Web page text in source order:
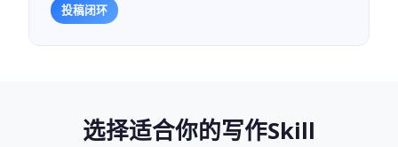
投稿闭环
选择适合你的写作Skill